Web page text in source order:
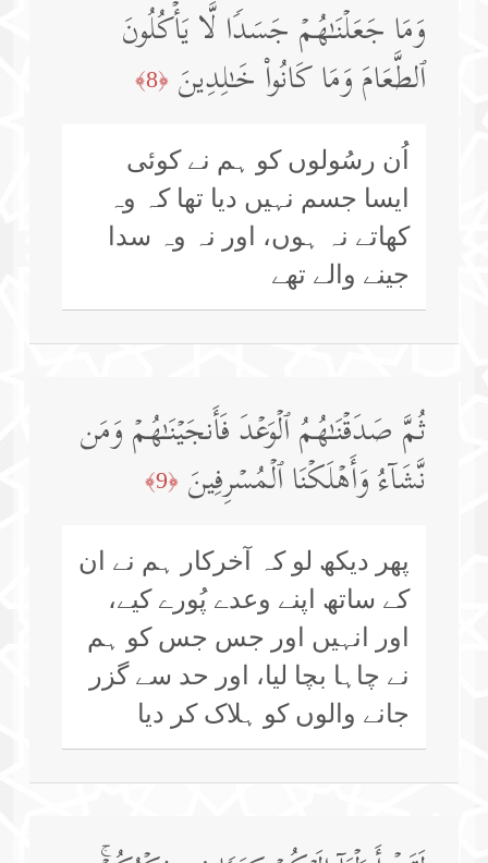
وَمَا جَعَلۡنَـٰهُمۡ جَسَدࣰا لَّا یَأۡكُلُونَ
ٱلطَّعَامَ وَمَا كَانُوا۟ خَـٰلِدِینَ ﴿8﴾
اُن رسُولوں کو ہم نے کوئی
ایسا جسم نہیں دیا تھا کہ وہ
کھاتے نہ ہوں، اور نہ وہ سدا
جینے والے تھے
ثُمَّ صَدَقۡنَـٰهُمُ ٱلۡوَعۡدَ فَأَنجَیۡنَـٰهُمۡ وَمَن
نَّشَاۤءُ وَأَهۡلَكۡنَا ٱلۡمُسۡرِفِینَ ﴿9﴾
پھر دیکھ لو کہ آخرکار ہم نے ان
کے ساتھ اپنے وعدے پُورے کیے،
اور انہیں اور جس جس کو ہم
نے چاہا بچا لیا، اور حد سے گزر
جانے والوں کو ہلاک کر دیا